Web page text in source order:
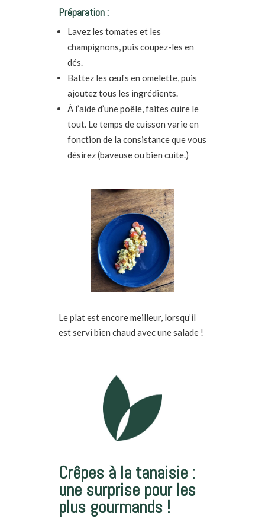
Préparation :
Lavez les tomates et les
champignons, puis coupez-les en
dés.
Battez les œufs en omelette, puis
ajoutez tous les ingrédients.
À l’aide d’une poêle, faites cuire le
tout. Le temps de cuisson varie en
fonction de la consistance que vous
désirez (baveuse ou bien cuite.)
Le plat est encore meilleur, lorsqu’il
est servi bien chaud avec une salade !
Crêpes à la tanaisie :
une surprise pour les
plus gourmands !